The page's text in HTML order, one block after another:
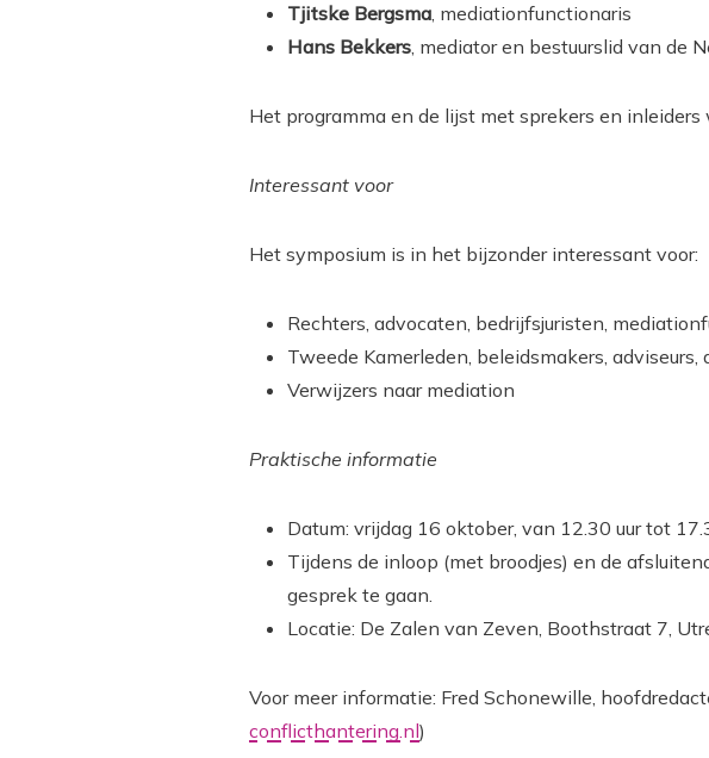
Tjitske Bergsma, mediationfunctionaris
Hans Bekkers, mediator en bestuurslid van de
Het programma en de lijst met sprekers en
Interessant voor
Het symposium is in het bijzonder interessant voor:
Rechters, advocaten, bedrijfsjuristen,
Tweede Kamerleden, beleidsmakers, adviseurs,
Verwijzers naar mediation
Praktische informatie
Datum: vrijdag 16 oktober, van 12.30 uur tot
Tijdens de inloop (met broodjes) en de
gesprek te gaan.
Locatie: De Zalen van Zeven, Boothstraat 7,
Voor meer informatie: Fred Schonewille,
conflicthantering.nl)